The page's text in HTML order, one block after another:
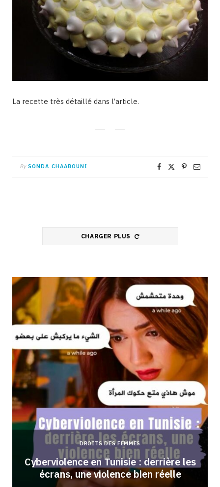
La recette très détaillé dans l’article.
By SONDA CHAABOUNI
CHARGER PLUS
DROITS DES FEMMES
Cyberviolence en Tunisie : derrière les
écrans, une violence bien réelle